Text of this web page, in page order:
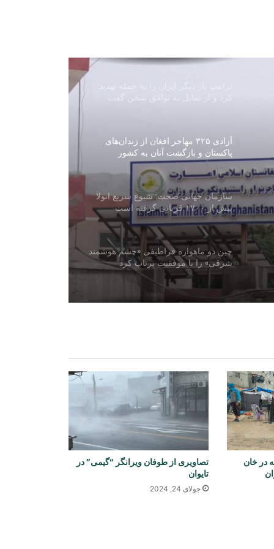
کرد و از تمایل به توافق سخن گفت
آزادی ۳۲۵ مهاجر افغان از زندان‌های
پاکستان و بازگشت آنان به کشور
سازمان جهانی صحت: شیوع سریع ابولا
بیش از ۱۷۰۰ قربانی گرفته است
چین دو ماهواره فراطیفی «چشم هوشمند
شرقی» را با موفقیت پرتاب کرد
روسیه از سرنگونی ۲۰۰ پهپاد اوکراینی
نشست چهارجانبه عربستان، پاکستان،
مصر و ترکیه بر کاهش تنش‌های
منطقه‌ای تأکید کرد
حملات هوایی رژیم صهیونیستی به جنوب
لبنان
وقوع دو انفجار در نزدیکی یک نفتکش در
تنگه هرمز
از ۱۰۰ خیمه در خان
تصاویری از طوفان ویرانگر “گیمی” در
تایوان
جولای 24, 2024